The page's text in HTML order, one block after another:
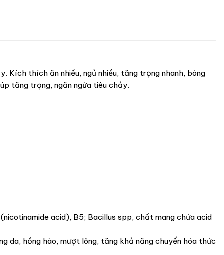
Kích thích ăn nhiều, ngủ nhiều, tăng trọng nhanh, bóng
tăng trọng, ngăn ngừa tiêu chảy.
acid), B5; Bacillus spp, chất mang chứa acid
da, hồng hào, mượt lông, tăng khả năng chuyển hóa thức